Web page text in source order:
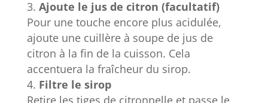
Ajoute le jus de citron (facultatif)
Pour une touche encore plus acidulée,
ajoute une cuillère à soupe de jus de
citron à la fin de la cuisson. Cela
accentuera la fraîcheur du sirop.
Filtre le sirop
Retire les tiges de citronnelle et passe le